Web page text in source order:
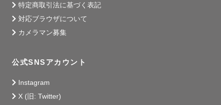
最後までお読みいただき、ありがとうございました！
みなさんとお会いできることを楽しみにしております！
特定商取引法に基づく表記
対応ブラウザについて
カメラマン募集
公式SNSアカウント
Instagram
X (旧: Twitter)